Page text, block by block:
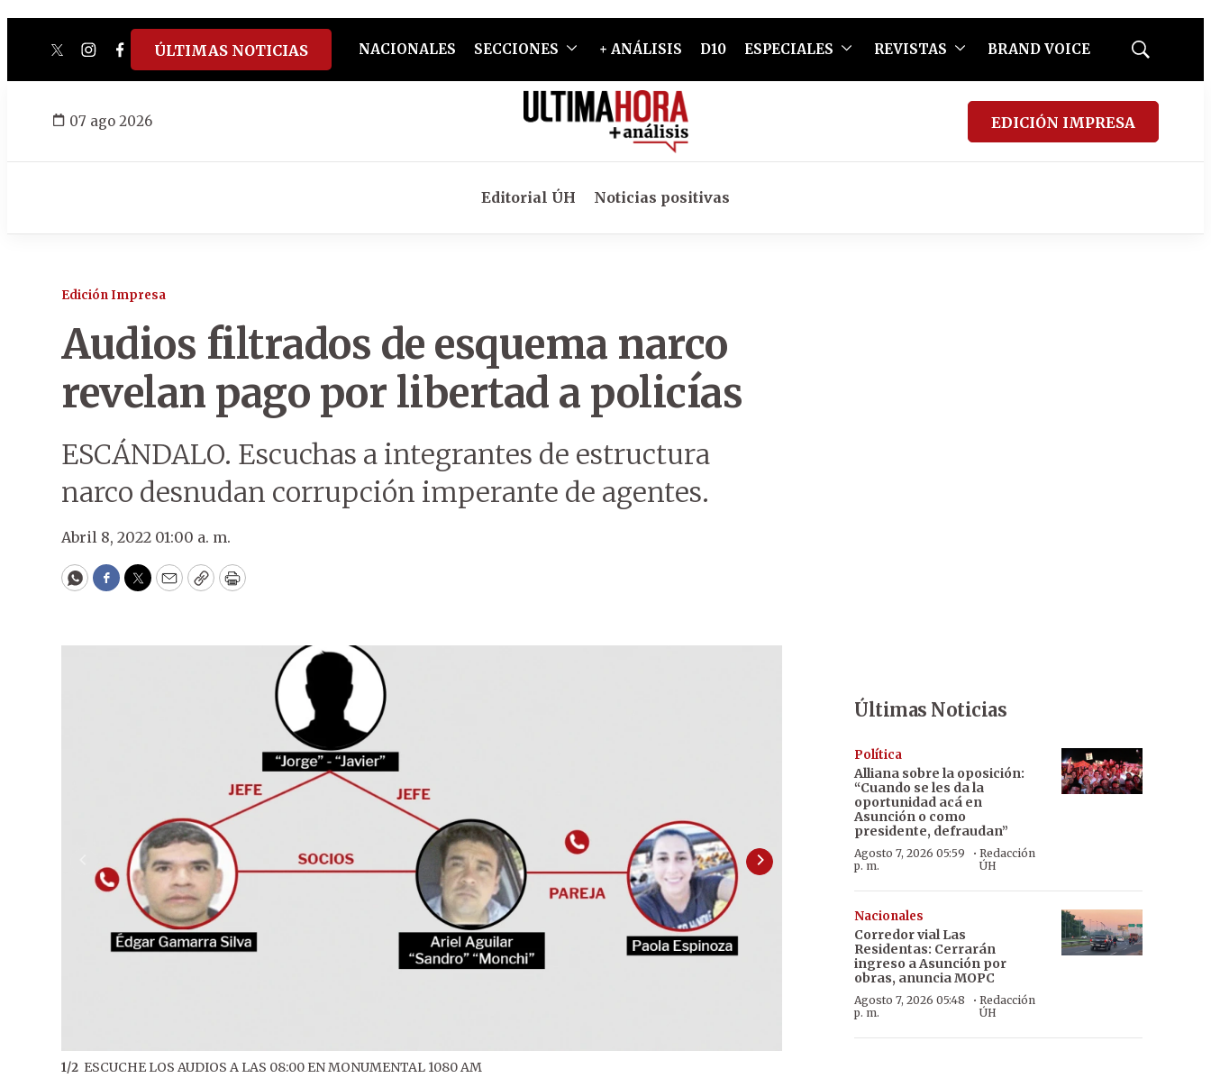
twitterinstagram
facebook
tiktokyoutube
spotify
ÚLTIMAS NOTICIAS NACIONALES SECCIONES + ANÁLISIS D10 ESPECIALES REVISTAS BRAND VOICE
Mostrar
07 ago 2026 EDICIÓN IMPRESA
Editorial ÚH Noticias positivas
Edición Impresa
Audios filtrados de esquema narco
revelan pago por libertad a policías
ESCÁNDALO. Escuchas a integrantes de estructura
narco desnudan corrupción imperante de agentes.
Abril 8, 2022 01:00 a. m.
WhatsApp
Facebook
Twitter
EmailCopyPrint
1/2 ESCUCHE LOS AUDIOS A LAS 08:00 EN MONUMENTAL 1080 AM
Últimas Noticias
Política
Alliana sobre la oposición:
“Cuando se les da la
oportunidad acá en
Asunción o como
presidente, defraudan”
Agosto 7, 2026 05:59
p. m.
·Redacción
ÚH
Nacionales
Corredor vial Las
Residentas: Cerrarán
ingreso a Asunción por
obras, anuncia MOPC
Agosto 7, 2026 05:48
p. m.
·Redacción
ÚH